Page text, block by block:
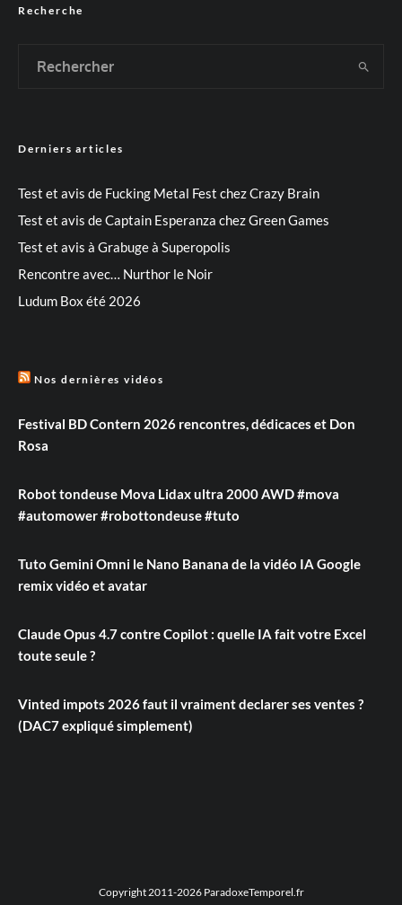
Recherche
Derniers articles
Test et avis de Fucking Metal Fest chez Crazy Brain
Test et avis de Captain Esperanza chez Green Games
Test et avis à Grabuge à Superopolis
Rencontre avec… Nurthor le Noir
Ludum Box été 2026
Nos dernières vidéos
Festival BD Contern 2026 rencontres, dédicaces et Don
Rosa
Robot tondeuse Mova Lidax ultra 2000 AWD #mova
#automower #robottondeuse #tuto
Tuto Gemini Omni le Nano Banana de la vidéo IA Google
remix vidéo et avatar
Claude Opus 4.7 contre Copilot : quelle IA fait votre Excel
toute seule ?
Vinted impots 2026 faut il vraiment declarer ses ventes ?
(DAC7 expliqué simplement)
Copyright 2011-2026 ParadoxeTemporel.fr